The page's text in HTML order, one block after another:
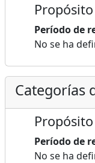
Propósito
Período de
No se ha
Categorías
Propósito
Período de
No se ha